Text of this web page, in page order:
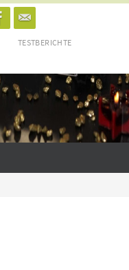
TESTBERICHTE